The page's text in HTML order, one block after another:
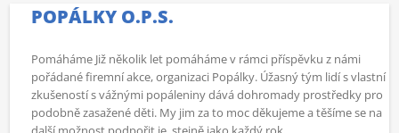
POPÁLKY O.P.S.
Pomáháme Již několik let pomáháme v rámci příspěvku z námi
pořádané firemní akce, organizaci Popálky. Úžasný tým lidí s vlastní
zkušeností s vážnými popáleniny dává dohromady prostředky pro
podobně zasažené děti. My jim za to moc děkujeme a těšíme se na